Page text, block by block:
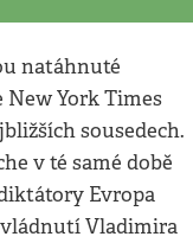
natáhnuté
New York Times
sousedech.
v té samé době
Evropa
Vladimira